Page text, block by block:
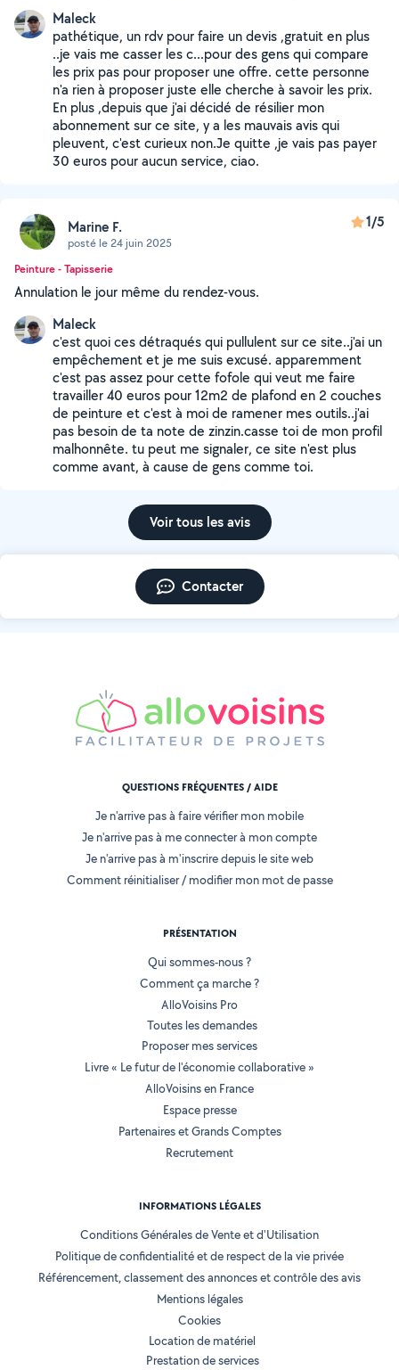
Maleck
pathétique, un rdv pour faire un devis ,gratuit en plus
..je vais me casser les c...pour des gens qui compare
les prix pas pour proposer une offre. cette personne
n'a rien à proposer juste elle cherche à savoir les prix.
En plus ,depuis que j'ai décidé de résilier mon
abonnement sur ce site, y a les mauvais avis qui
pleuvent, c'est curieux non.Je quitte ,je vais pas payer
30 euros pour aucun service, ciao.
Marine F.
posté le 24 juin 2025
1/5
Peinture - Tapisserie
Annulation le jour même du rendez-vous.
Maleck
c'est quoi ces détraqués qui pullulent sur ce site..j'ai un
empêchement et je me suis excusé. apparemment
c'est pas assez pour cette fofole qui veut me faire
travailler 40 euros pour 12m2 de plafond en 2 couches
de peinture et c'est à moi de ramener mes outils..j'ai
pas besoin de ta note de zinzin.casse toi de mon profil
malhonnête. tu peut me signaler, ce site n'est plus
comme avant, à cause de gens comme toi.
Voir tous les avis
Contacter
QUESTIONS FRÉQUENTES / AIDE
Je n'arrive pas à faire vérifier mon mobile
Je n'arrive pas à me connecter à mon compte
Je n'arrive pas à m'inscrire depuis le site web
Comment réinitialiser / modifier mon mot de passe
PRÉSENTATION
Qui sommes-nous ?
Comment ça marche ?
AlloVoisins Pro
Toutes les demandes
Proposer mes services
Livre « Le futur de l'économie collaborative »
AlloVoisins en France
Espace presse
Partenaires et Grands Comptes
Recrutement
INFORMATIONS LÉGALES
Conditions Générales de Vente et d'Utilisation
Politique de confidentialité et de respect de la vie privée
Référencement, classement des annonces et contrôle des avis
Mentions légales
Cookies
Location de matériel
Prestation de services